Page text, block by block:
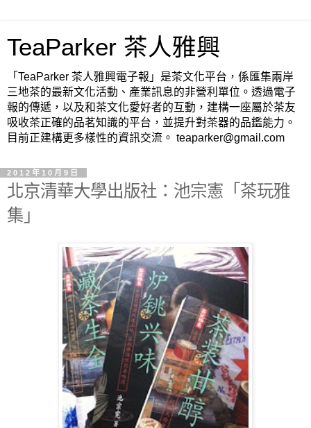
TeaParker 茶人雅興
「TeaParker 茶人雅興電子報」是茶文化平台，係匯集兩岸
三地茶的最新文化活動、產業訊息的非營利單位。透過電子
報的傳遞，以及和茶文化愛好者的互動，建構一座屬於茶友
吸收茶正確的品茗知識的平台，並提升對茶器的品鑑能力。
目前正建構更多樣性的資訊交流。 teaparker@gmail.com
2012年10月9日
北京清華大學出版社：池宗憲「茶玩雅
集」